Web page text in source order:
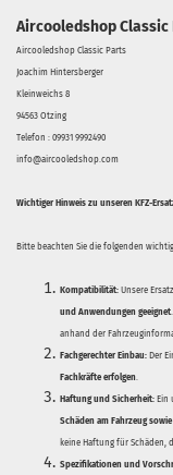
Aircooledshop Classic
Aircooledshop Classic Parts
Joachim Hintersberger
Kleinweichs 8
94563 Otzing
Telefon : 09931 9992490
info@aircooledshop.com
Wichtiger Hinweis zu unseren KFZ-
Bitte beachten Sie die folgenden
Kompatibilität: Unsere
und Anwendungen geeignet
anhand der
Fachgerechter Einbau: Der
Fachkräfte erfolgen.
Haftung und Sicherheit: Ein
Schäden am Fahrzeug
keine Haftung für Schäden,
Spezifikationen und